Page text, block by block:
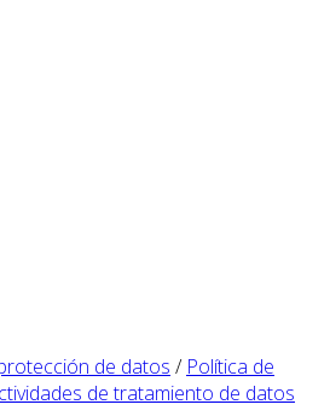
de datos / Política de
de tratamiento de datos